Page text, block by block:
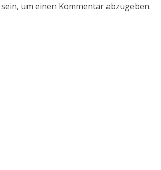
sein, um einen Kommentar abzugeben.